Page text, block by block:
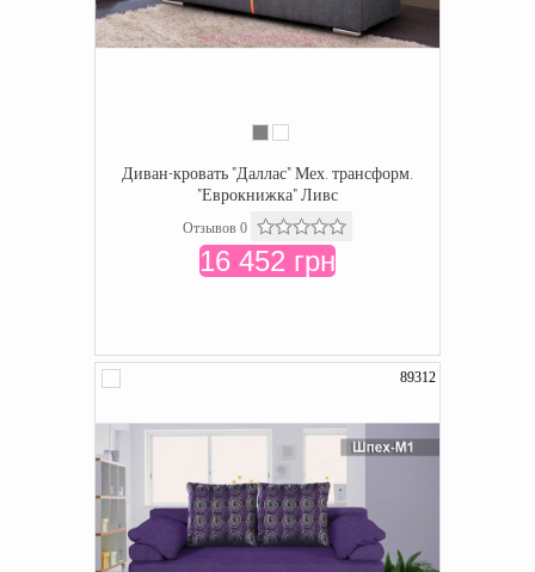
Диван-кровать "Даллас" Мех. трансформ.
"Еврокнижка" Ливс
Отзывов 0
16 452 грн
89312